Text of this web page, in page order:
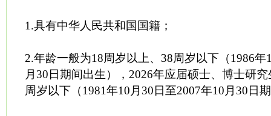
1.具有中华人民共和国国籍；
2.年龄一般为18周岁以上、38周岁以下（1986年
月30日期间出生），2026年应届硕士、博士研
周岁以下（1981年10月30日至2007年10月30日